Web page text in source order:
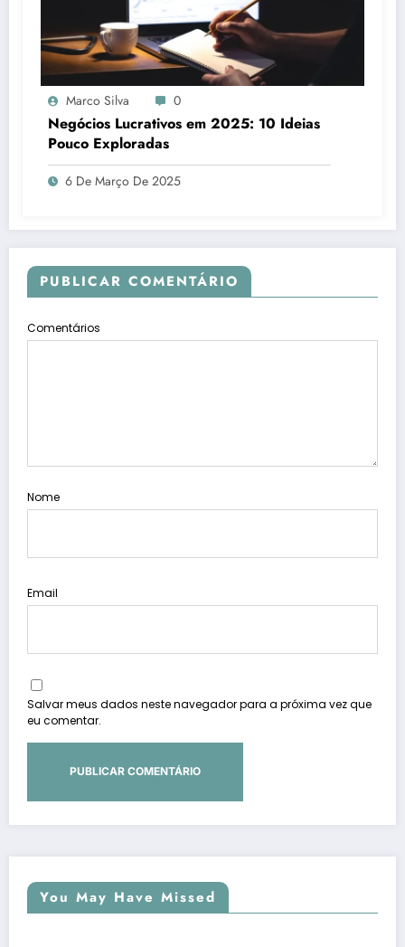
Marco Silva 0
Negócios Lucrativos em 2025: 10 Ideias
Pouco Exploradas
6 De Março De 2025
PUBLICAR COMENTÁRIO
Comentários
Nome
Email
Salvar meus dados neste navegador para a próxima vez que
eu comentar.
You May Have Missed